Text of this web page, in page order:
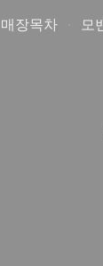
Skip to main
매장목차 모